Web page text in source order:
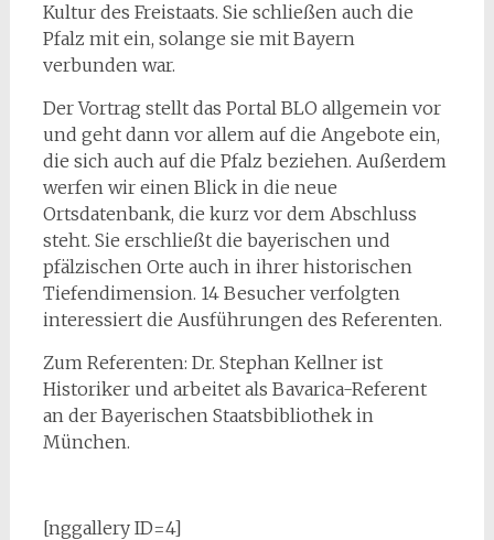
Kultur des Freistaats. Sie schließen auch die
Pfalz mit ein, solange sie mit Bayern
verbunden war.
Der Vortrag stellt das Portal BLO allgemein vor
und geht dann vor allem auf die Angebote ein,
die sich auch auf die Pfalz beziehen. Außerdem
werfen wir einen Blick in die neue
Ortsdatenbank, die kurz vor dem Abschluss
steht. Sie erschließt die bayerischen und
pfälzischen Orte auch in ihrer historischen
Tiefendimension. 14 Besucher verfolgten
interessiert die Ausführungen des Referenten.
Zum Referenten: Dr. Stephan Kellner ist
Historiker und arbeitet als Bavarica-Referent
an der Bayerischen Staatsbibliothek in
München.
[nggallery ID=4]